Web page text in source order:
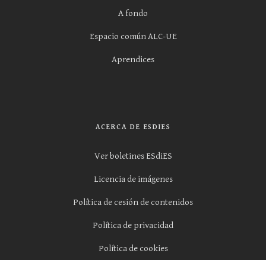
A fondo
Espacio común ALC-UE
Aprendices
ACERCA DE ESDIES
Ver boletines ESdiES
Licencia de imágenes
Política de cesión de contenidos
Política de privacidad
Política de cookies